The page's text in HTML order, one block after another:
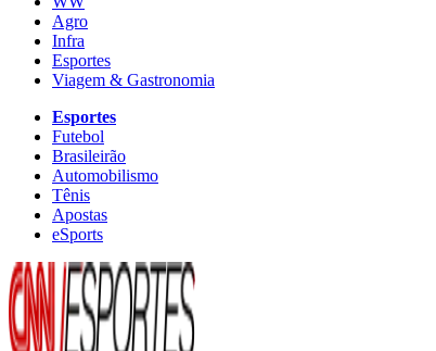
Agro
Infra
Esportes
Viagem & Gastronomia
Esportes
Futebol
Brasileirão
Automobilismo
Tênis
Apostas
eSports